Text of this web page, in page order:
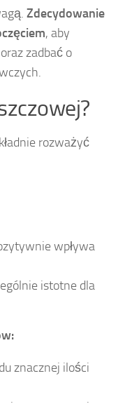
Zdecydowanie
, aby
zadbać o
rozważyć
wpływa
istotne dla
znacznej ilości